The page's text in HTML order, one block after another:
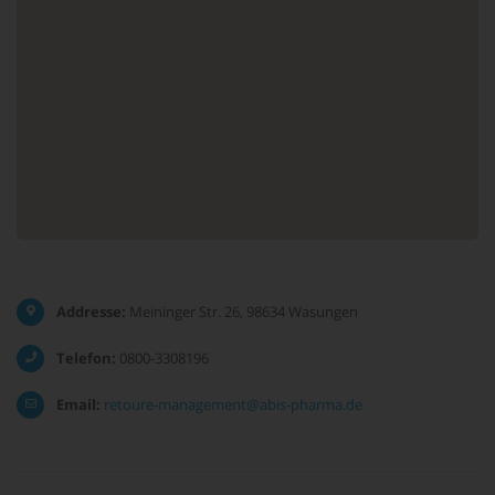
Addresse: Meininger Str. 26, 98634 Wasungen
Telefon: 0800-3308196
Email: retoure-management@abis-pharma.de